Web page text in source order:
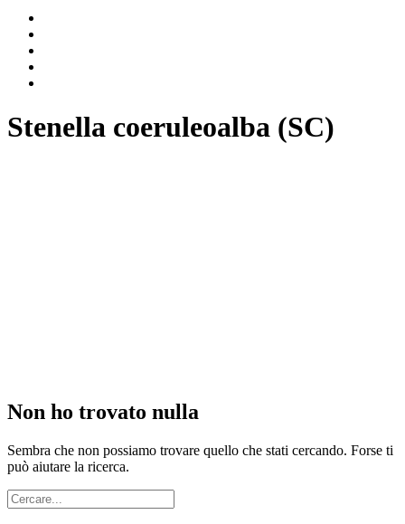
Stenella coeruleoalba (SC)
Non ho trovato nulla
Sembra che non possiamo trovare quello che stati cercando. Forse ti
può aiutare la ricerca.